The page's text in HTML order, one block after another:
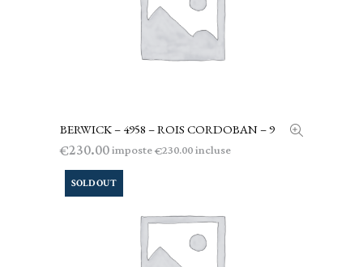
LEGGI TUTTO
BERWICK – 4958 – ROIS CORDOBAN – 9
€230.00imposte€230.00incluse
SOLD OUT